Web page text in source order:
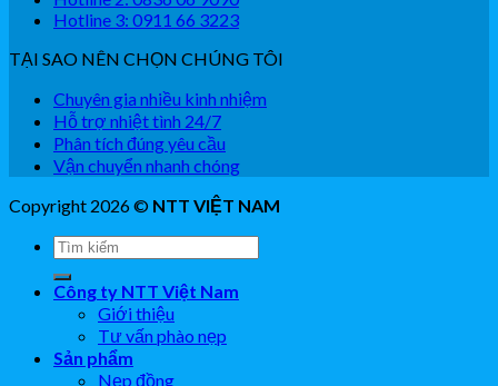
Hotline 3: 0911 66 3223
TẠI SAO NÊN CHỌN CHÚNG TÔI
Chuyên gia nhiều kinh nhiệm
Hỗ trợ nhiệt tình 24/7
Phân tích đúng yêu cầu
Vận chuyển nhanh chóng
Copyright 2026 © NTT VIỆT NAM
Công ty NTT Việt Nam
Giới thiệu
Tư vấn phào nẹp
Sản phẩm
Nẹp đồng